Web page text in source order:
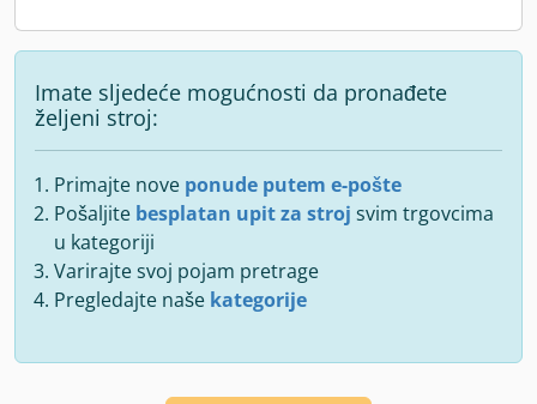
Imate sljedeće mogućnosti da pronađete
željeni stroj:
Primajte nove ponude putem e-pošte
Pošaljite besplatan upit za stroj svim trgovcima
u kategoriji
Varirajte svoj pojam pretrage
Pregledajte naše kategorije